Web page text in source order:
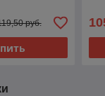
руб.